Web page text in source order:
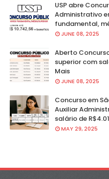
USP abre
Administrativo
fundamental,
JUNE 08, 2025
Aberto
superior com
Mais
JUNE 08, 2025
Concurso em
Auxiliar
salário de
MAY 29, 2025